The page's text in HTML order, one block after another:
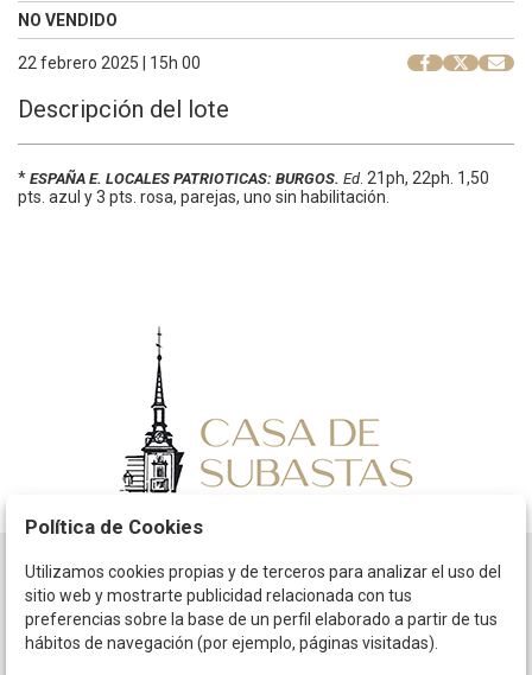
NO VENDIDO
22 febrero 2025 | 15h 00
Descripción del lote
* ESPAÑA E. LOCALES PATRIOTICAS: BURGOS. Ed. 21ph, 22ph. 1,50
pts. azul y 3 pts. rosa, parejas, uno sin habilitación.
Horario
La empresa
Términos y condiciones
Política de Cookies
Utilizamos cookies propias y de terceros para analizar el uso del
sitio web y mostrarte publicidad relacionada con tus
preferencias sobre la base de un perfil elaborado a partir de tus
hábitos de navegación (por ejemplo, páginas visitadas).